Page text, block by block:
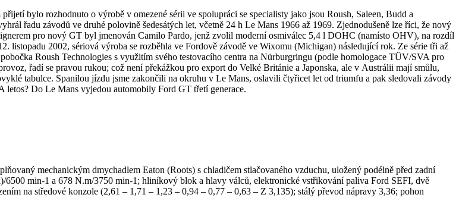
bylo rozhodnuto o výrobě v omezené sérii ve spolupráci se specialisty jako jsou Roush, Saleen, Budd a
řadu závodů ve druhé polovině šedesátých let, včetně 24 h Le Mans 1966 až 1969. Zjednodušeně lze říci, že nový
pro nový GT byl jmenován Camilo Pardo, jenž zvolil moderní osmiválec 5,4 l DOHC (namísto OHV), na rozdíl
listopadu 2002, sériová výroba se rozběhla ve Fordově závodě ve Wixomu (Michigan) následující rok. Ze série tři až
Roush Technologies s využitím svého testovacího centra na Nürburgringu (podle homologace TÜV/SVA pro
řadí se pravou rukou; což není překážkou pro export do Velké Británie a Japonska, ale v Austrálii mají smůlu,
tabulce. Spanilou jízdu jsme zakončili na okruhu v Le Mans, oslavili čtyřicet let od triumfu a pak sledovali závody
Do Le Mans vyjedou automobily Ford GT třetí generace.
mechanickým dmychadlem Eaton (Roots) s chladičem stlačovaného vzduchu, uložený podélně před zadní
min-1 a 678 N.m/3750 min-1; hliníkový blok a hlavy válců, elektronické vstřikování paliva Ford SEFI, dvě
na středové konzole (2,61 – 1,71 – 1,23 – 0,94 – 0,77 – 0,63 – Z 3,135); stálý převod nápravy 3,36; pohon